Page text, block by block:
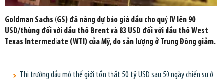
Goldman Sachs (GS) đã nâng dự báo giá dầu cho quý IV lên 90
USD/thùng đối với dầu thô Brent và 83 USD đối với dầu thô West
Texas Intermediate (WTI) của Mỹ, do sản lượng ở Trung Đông giảm.
Thị trường dầu mỏ thế giới tổn thất 50 tỷ USD sau 50 ngày chiến sự ở